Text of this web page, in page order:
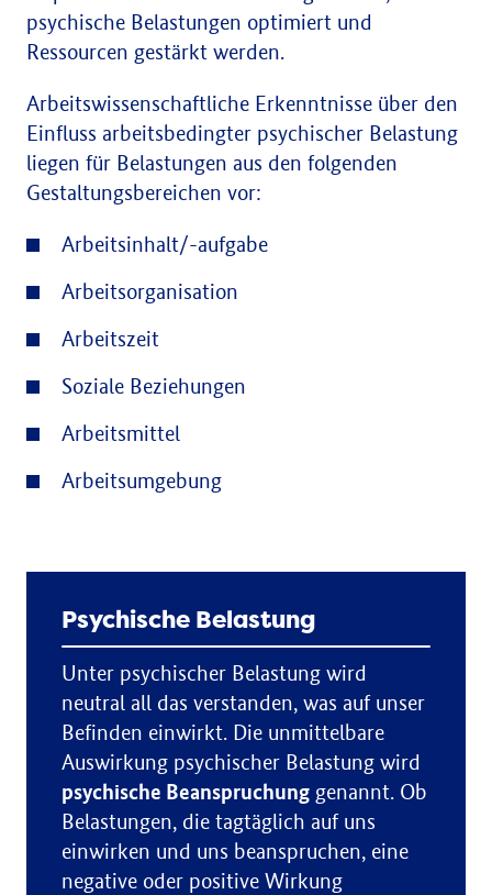
psychische Belastungen optimiert und
Ressourcen gestärkt werden.
Arbeitswissenschaftliche Erkenntnisse über den
Einfluss arbeitsbedingter psychischer Belastung
liegen für Belastungen aus den folgenden
Gestaltungsbereichen vor:
Arbeitsinhalt/-aufgabe
Arbeitsorganisation
Arbeitszeit
Soziale Beziehungen
Arbeitsmittel
Arbeitsumgebung
Psychische Belastung
Unter psychischer Belastung wird
neutral all das verstanden, was auf unser
Befinden einwirkt. Die unmittelbare
Auswirkung psychischer Belastung wird
psychische Beanspruchung genannt. Ob
Belastungen, die tagtäglich auf uns
einwirken und uns beanspruchen, eine
negative oder positive Wirkung